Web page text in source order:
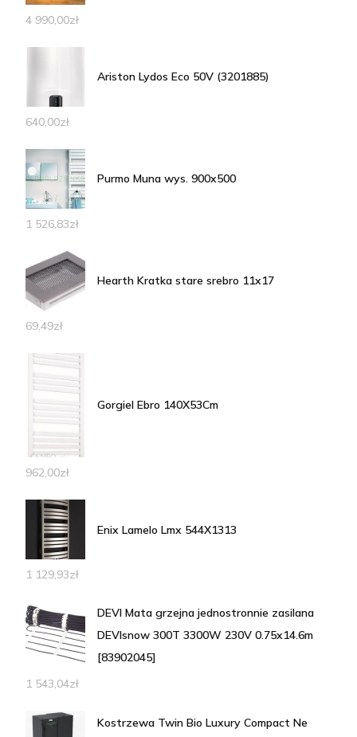
4 990,00zł
Ariston Lydos Eco 50V (3201885)
640,00zł
Purmo Muna wys. 900x500
1 526,83zł
Hearth Kratka stare srebro 11x17
69,49zł
Gorgiel Ebro 140X53Cm
962,00zł
Enix Lamelo Lmx 544X1313
1 129,93zł
DEVI Mata grzejna jednostronnie zasilana
DEVIsnow 300T 3300W 230V 0.75x14.6m
[83902045]
1 543,04zł
Kostrzewa Twin Bio Luxury Compact Ne